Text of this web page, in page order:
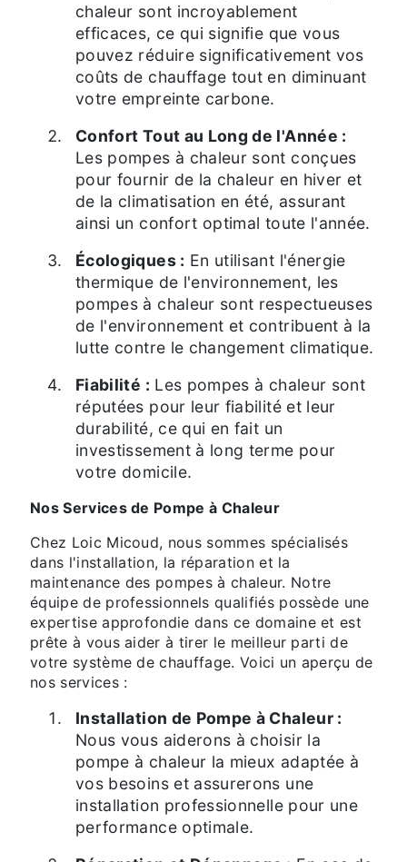
chaleur sont incroyablement
efficaces, ce qui signifie que vous
pouvez réduire significativement vos
coûts de chauffage tout en diminuant
votre empreinte carbone.
Confort Tout au Long de l'Année :
Les pompes à chaleur sont conçues
pour fournir de la chaleur en hiver et
de la climatisation en été, assurant
ainsi un confort optimal toute l'année.
Écologiques : En utilisant l'énergie
thermique de l'environnement, les
pompes à chaleur sont respectueuses
de l'environnement et contribuent à la
lutte contre le changement climatique.
Fiabilité : Les pompes à chaleur sont
réputées pour leur fiabilité et leur
durabilité, ce qui en fait un
investissement à long terme pour
votre domicile.
Nos Services de Pompe à Chaleur
Chez Loic Micoud, nous sommes spécialisés
dans l'installation, la réparation et la
maintenance des pompes à chaleur. Notre
équipe de professionnels qualifiés possède une
expertise approfondie dans ce domaine et est
prête à vous aider à tirer le meilleur parti de
votre système de chauffage. Voici un aperçu de
nos services :
Installation de Pompe à Chaleur :
Nous vous aiderons à choisir la
pompe à chaleur la mieux adaptée à
vos besoins et assurerons une
installation professionnelle pour une
performance optimale.